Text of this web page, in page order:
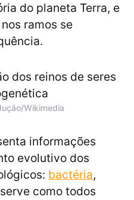
do planeta Terra, e
ramos se
Wikimedia
informações
evolutivo dos
bactéria,
como todos